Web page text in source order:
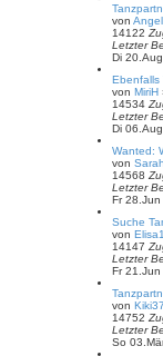
von Angel
14122
Letzter
Di
Ebenfalls
von MiriH
14534
Letzter
Di
Wanted:
von
14568
Letzter
Fr
Suche
von
14147
Letzter
Fr
von Kiki37
14752
Letzter
So